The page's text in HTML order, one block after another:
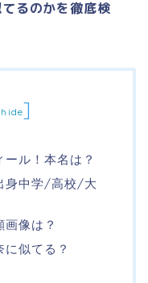
るのかを徹底検
hide]
ル！本名は？
身中学/高校/大
像は？
似てる？